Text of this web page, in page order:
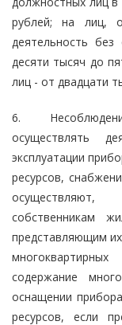
рублей; на лиц,
деятельность
десяти тысяч до
лиц - от двадцати
6.
осуществлять
эксплуатации
ресурсов,
собственникам
представляющим
содержание
оснащении
ресурсов, если